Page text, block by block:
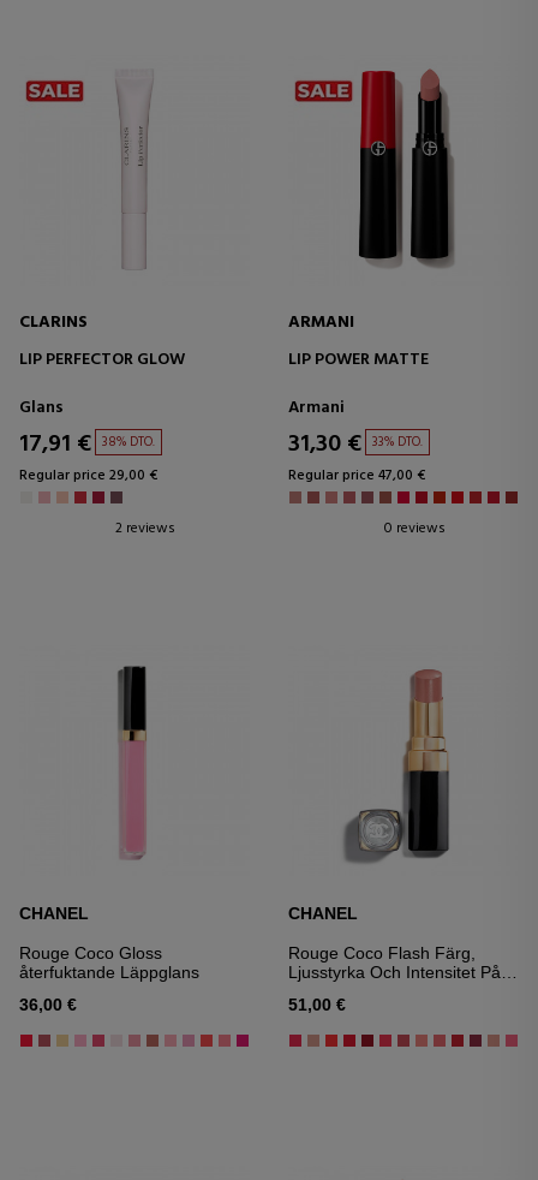
CLARINS
LIP PERFECTOR GLOW
Glans
17,91 € 38% DTO.
Regular price 29,00 €
2 reviews
ARMANI
LIP POWER MATTE
Armani
31,30 € 33% DTO.
Regular price 47,00 €
0 reviews
CHANEL
Rouge Coco Gloss
återfuktande Läppglans
36,00 €
CHANEL
Rouge Coco Flash Färg,
Ljusstyrka Och Intensitet På
51,00 €